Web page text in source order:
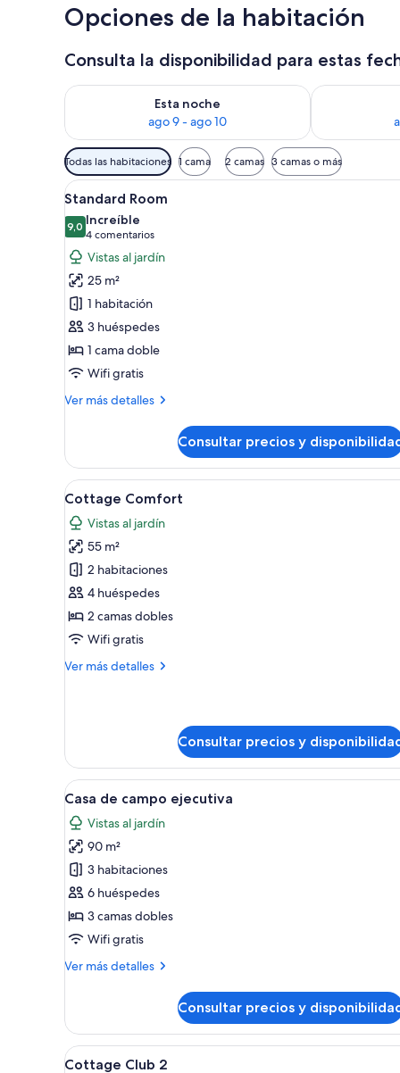
Opciones de la habitación
Consulta la disponibilidad para estas
Esta noche
ago 9 - ago 10
Consulta la disponibilidad para esta noche, ago 9 -
Consulta la
Filtros
disponibles
para
las
habitaciones
Todas las habitaciones 1 cama 2 camas 3 camas o más
Abrir
todas
las
fotos
de
Standard
Room
Un dormitorio con cama,
4
Standard Room
9,09,0 de 10
Increíble
4 comentarios
(4 comentarios)
Vistas al jardín
25 m²
1 habitación
3 huéspedes
1 cama doble
Wifi gratis
Ver más detalles
Más
Room
Consultar precios y
Abrir
todas
las
fotos
de
Cottage
Comfort
Una habitación con cama,
5
Cottage Comfort
Vistas al jardín
55 m²
2 habitaciones
4 huéspedes
2 camas dobles
Wifi gratis
Ver más detalles
Más
Consultar precios y
Abrir
todas
las
fotos
de
Casa
de
campo
ejecutiva
Una cocina con vigas de
5
Casa de campo ejecutiva
Vistas al jardín
90 m²
3 habitaciones
6 huéspedes
3 camas dobles
Wifi gratis
Ver más detalles
Más
de
campo
ejecutiva
Consultar precios y
Abrir
Cottage Club 2 | Edredones
5
Cottage Club 2